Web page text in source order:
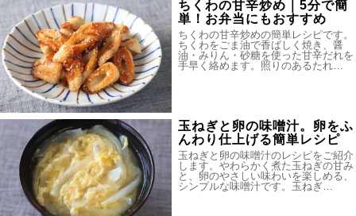
ちくわの甘辛炒め｜5分で簡
単！お弁当にもおすすめ
ちくわの甘辛炒めの簡単レシピです。
ちくわをごま油で香ばしく焼き、醤
油・みりん・砂糖を使った甘辛だれを
手早く絡めます。照りのあるたれ…
玉ねぎと卵の味噌汁。卵をふ
んわり仕上げる簡単レシピ
玉ねぎと卵の味噌汁のレシピをご紹介
します。やわらかく煮た玉ねぎの甘み
と、卵のやさしい味わいを楽しめる、
シンプルな味噌汁です。玉ねぎ…